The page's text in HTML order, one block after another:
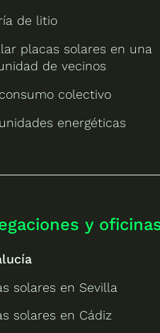
de litio
placas solares en una
de vecinos
colectivo
energéticas
y
solares en Sevilla
solares en Cádiz